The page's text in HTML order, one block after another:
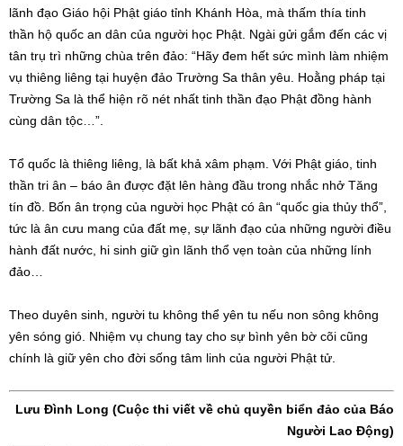
lãnh đạo Giáo hội Phật giáo tỉnh Khánh Hòa, mà thấm thía tinh
thần hộ quốc an dân của người học Phật. Ngài gửi gắm đến các vị
tân trụ trì những chùa trên đảo: “Hãy đem hết sức mình làm nhiệm
vụ thiêng liêng tại huyện đảo Trường Sa thân yêu. Hoằng pháp tại
Trường Sa là thể hiện rõ nét nhất tinh thần đạo Phật đồng hành
cùng dân tộc…”.
Tổ quốc là thiêng liêng, là bất khả xâm phạm. Với Phật giáo, tinh
thần tri ân – báo ân được đặt lên hàng đầu trong nhắc nhở Tăng
tín đồ. Bốn ân trọng của người học Phật có ân “quốc gia thủy thổ”,
tức là ân cưu mang của đất mẹ, sự lãnh đạo của những người điều
hành đất nước, hi sinh giữ gìn lãnh thổ vẹn toàn của những lính
đảo…
Theo duyên sinh, người tu không thể yên tu nếu non sông không
yên sóng gió. Nhiệm vụ chung tay cho sự bình yên bờ cõi cũng
chính là giữ yên cho đời sống tâm linh của người Phật tử.
Lưu Đình Long (Cuộc thi viết về chủ quyền biển đảo của Báo
Người Lao Động)